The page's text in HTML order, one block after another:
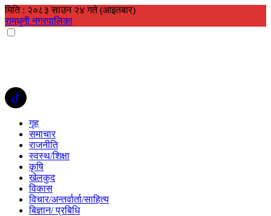
मिति : २०८३ साउन २४ गते (आइतबार)
रामधुनी नगरपालिका
गृह
समाचार
राजनीति
स्वस्थ/शिक्षा
कृषि
खेलकुद
विकास
विचार/अन्तर्वार्ता/साहित्य
बिज्ञान/ प्रबिधि